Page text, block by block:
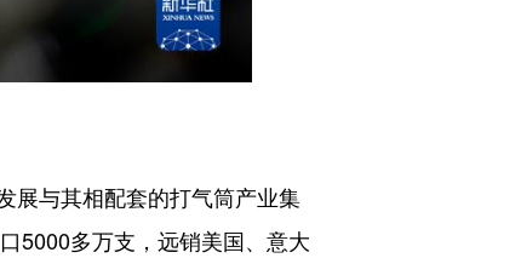
与其相配套的打气筒产业集
5000多万支，远销美国、意大